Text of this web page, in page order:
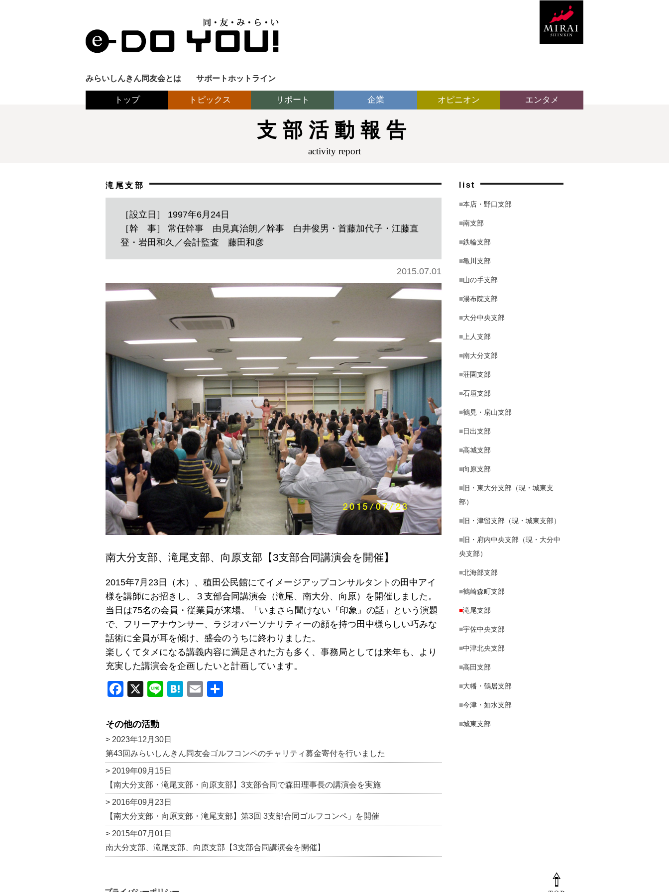
みらいしんきん同友会とは サポートホットライン
トップ トピックス リポート 企業 オピニオン エンタメ
支部活動報告
activity report
list
■本店・野口支部
■南支部
■鉄輪支部
■亀川支部
■山の手支部
■湯布院支部
■大分中央支部
■ 上人支部
■南大分支部
■荘園支部
■石垣支部
■鶴見・扇山支部
■日出支部
■高城支部
■向原支部
■ 旧・東大分支部（現・城東支
部）
■ 旧・津留支部（現・城東支部）
■ 旧・府内中央支部（現・大分中
央支部）
■北海部支部
■鶴崎森町支部
■滝尾支部
■宇佐中央支部
■中津北央支部
■高田支部
■大幡・鶴居支部
■今津・如水支部
■城東支部
滝尾支部
［設立日］ 1997年6月24日
［幹 事］ 常任幹事 由見真治朗／幹事 白井俊男・首藤加代子・江藤直
登・岩田和久／会計監査 藤田和彦
2015.07.01
南大分支部、滝尾支部、向原支部【3支部合同講演会を開催】
2015年7月23日（木）、稙田公民館にてイメージアップコンサルタントの田中アイ
様を講師にお招きし、３支部合同講演会（滝尾、南大分、向原）を開催しました。
当日は75名の会員・従業員が来場。「いまさら聞けない『印象』の話」という演題
で、フリーアナウンサー、ラジオパーソナリティーの顔を持つ田中様らしい巧みな
話術に全員が耳を傾け、盛会のうちに終わりました。
楽しくてタメになる講義内容に満足された方も多く、事務局としては来年も、より
充実した講演会を企画したいと計画しています。
F
c
e
b
o
o
k
X
Li
H
a
E
その他の活動
> 2023年12月30日
第43回みらいしんきん同友会ゴルフコンペのチャリティ募金寄付を行いました
> 2019年09月15日
【南大分支部・滝尾支部・向原支部】3支部合同で森田理事長の講演会を実施
> 2016年09月23日
【南大分支部・向原支部・滝尾支部】第3回 3支部合同ゴルフコンペ」を開催
> 2015年07月01日
南大分支部、滝尾支部、向原支部【3支部合同講演会を開催】